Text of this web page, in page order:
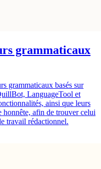
grammaticaux
grammaticaux basés sur
LanguageTool et
ainsi que leurs
honnête, afin de trouver celui
travail rédactionnel.